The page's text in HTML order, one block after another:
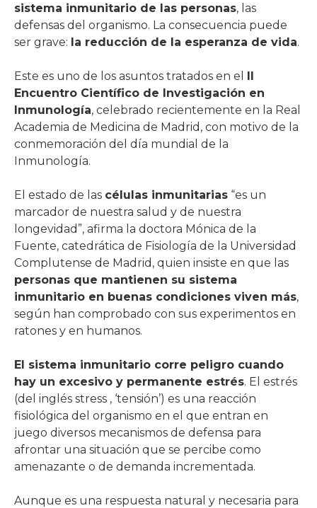
sistema inmunitario de las personas, las
defensas del organismo. La consecuencia puede
ser grave: la reducción de la esperanza de vida.
Este es uno de los asuntos tratados en el II
Encuentro Científico de Investigación en
Inmunología, celebrado recientemente en la Real
Academia de Medicina de Madrid, con motivo de la
conmemoración del día mundial de la
Inmunología.
El estado de las células inmunitarias “es un
marcador de nuestra salud y de nuestra
longevidad”, afirma la doctora Mónica de la
Fuente, catedrática de Fisiología de la Universidad
Complutense de Madrid, quien insiste en que las
personas que mantienen su sistema
inmunitario en buenas condiciones viven más,
según han comprobado con sus experimentos en
ratones y en humanos.
El sistema inmunitario corre peligro cuando
hay un excesivo y permanente estrés. El estrés
(del inglés stress , ‘tensión’) es una reacción
fisiológica del organismo en el que entran en
juego diversos mecanismos de defensa para
afrontar una situación que se percibe como
amenazante o de demanda incrementada.
Aunque es una respuesta natural y necesaria para